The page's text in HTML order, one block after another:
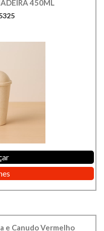
450ML
e Canudo Vermelho